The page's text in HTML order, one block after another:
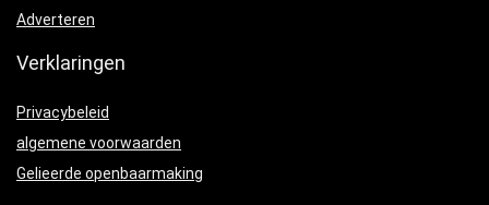
Adverteren
Verklaringen
Privacybeleid
algemene voorwaarden
Gelieerde openbaarmaking